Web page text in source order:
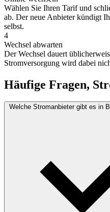
Wählen Sie Ihren Tarif und
ab. Der neue Anbieter kündigt
selbst.
4
Wechsel abwarten
Der Wechsel dauert
Stromversorgung wird dabei
Häufige Fragen,
Welche Stromanbieter gibt es in